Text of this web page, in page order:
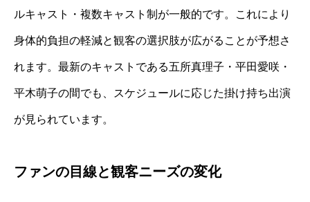
ルキャスト・複数キャスト制が一般的です。これにより
身体的負担の軽減と観客の選択肢が広がることが予想さ
れます。最新のキャストである五所真理子・平田愛咲・
平木萌子の間でも、スケジュールに応じた掛け持ち出演
が見られています。
ファンの目線と観客ニーズの変化